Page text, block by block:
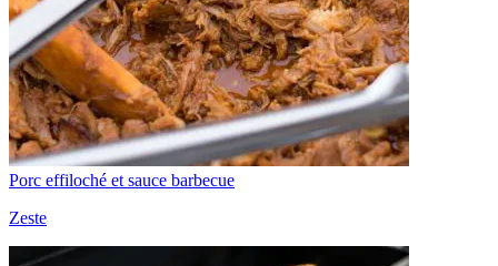
Porc effiloché et sauce barbecue
Zeste